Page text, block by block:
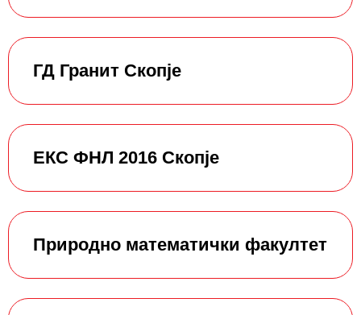
ГД Гранит Скопје
ЕКС ФНЛ 2016 Скопје
Природно математички факултет